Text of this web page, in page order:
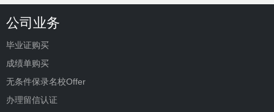
公司业务
毕业证购买
成绩单购买
无条件保录名校Offer
办理留信认证